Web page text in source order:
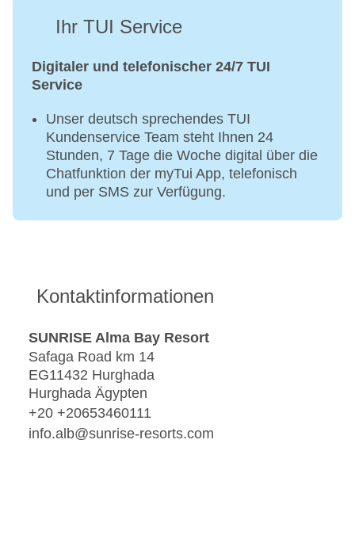
Ihr TUI Service
Digitaler und telefonischer 24/7 TUI
Service
Unser deutsch sprechendes TUI
Kundenservice Team steht Ihnen 24
Stunden, 7 Tage die Woche digital über die
Chatfunktion der myTui App, telefonisch
und per SMS zur Verfügung.
Kontaktinformationen
SUNRISE Alma Bay Resort
Safaga Road km 14
EG11432 Hurghada
Hurghada Ägypten
+20 +20653460111
info.alb@sunrise-resorts.com